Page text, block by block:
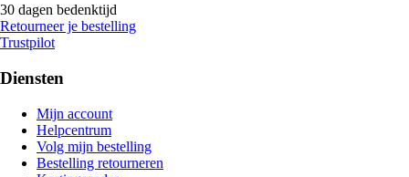
30 dagen bedenktijd
Retourneer je bestelling
Trustpilot
Diensten
Mijn account
Helpcentrum
Volg mijn bestelling
Bestelling retourneren